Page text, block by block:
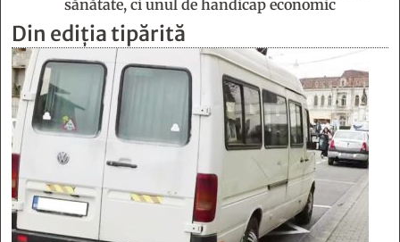
sănătate, ci unul de handicap economic
Din ediția tipărită